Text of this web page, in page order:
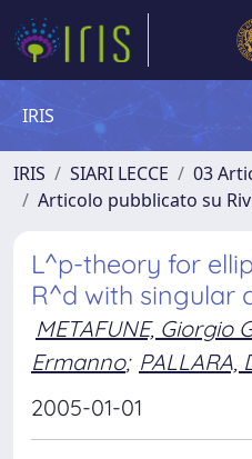
IRIS
IRIS SIARI LECCE
03
Articolo pubblicato su
L^p-theory for
R^d with singular
METAFUNE, Giorgio
Ermanno; PALLARA,
2005-01-01